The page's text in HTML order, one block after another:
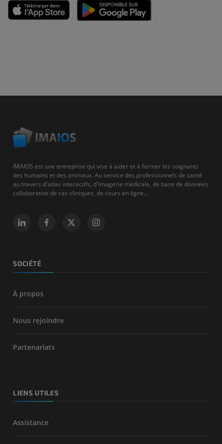
IMAIOS est une entreprise qui vise à aider et à former les soignants
des humains et des animaux. Au service des professionnels de santé
au travers d'atlas interactifs, d'imagerie médicale, de base de données
collaborative de cas cliniques, de cours en ligne...
SOCIÉTÉ
À propos
Nous rejoindre
Partenariats
LIENS UTILES
Assistance